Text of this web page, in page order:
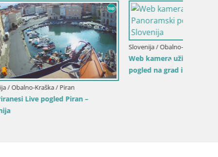
Slovenija / Obalno-Kraška / Koper
Web kamera uživo Koper – Panoramski
pogled na grad i luku – Slovenija